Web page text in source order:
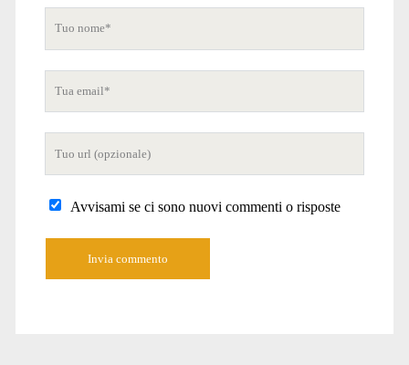
nome
email
sito
internet
Avvisami se ci sono nuovi commenti o risposte